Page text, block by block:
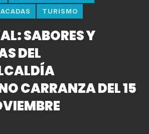
TURISMO
SABORES Y
DEL
CARRANZA DEL 15